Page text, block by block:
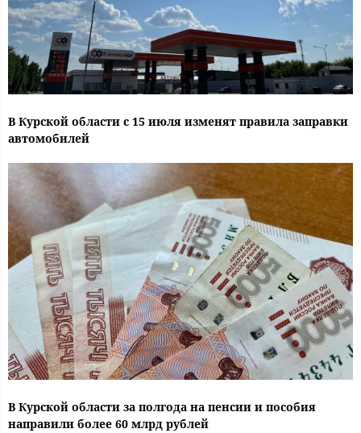
В Курской области с 15 июля изменят правила заправки
автомобилей
В Курской области за полгода на пенсии и пособия
направили более 60 млрд рублей